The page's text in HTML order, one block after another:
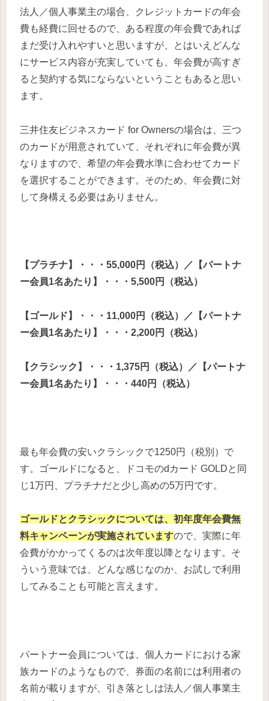
法人／個人事業主の場合、クレジットカードの年会
費も経費に回せるので、ある程度の年会費であれば
まだ受け入れやすいと思いますが、とはいえどんな
にサービス内容が充実していても、年会費が高すぎ
ると契約する気にならないということもあると思い
ます。
三井住友ビジネスカード for Ownersの場合は、三つ
のカードが用意されていて、それぞれに年会費が異
なりますので、希望の年会費水準に合わせてカード
を選択することができます。そのため、年会費に対
して身構える必要はありません。
【プラチナ】・・・55,000円（税込）／【パートナ
ー会員1名あたり】・・・5,500円（税込）
【ゴールド】・・・11,000円（税込）／【パートナ
ー会員1名あたり】・・・2,200円（税込）
【クラシック】・・・1,375円（税込）／【パートナ
ー会員1名あたり】・・・440円（税込）
最も年会費の安いクラシックで1250円（税別）で
す。ゴールドになると、ドコモのdカード GOLDと同
じ1万円、プラチナだと少し高めの5万円です。
ゴールドとクラシックについては、初年度年会費無
料キャンペーンが実施されていますので、実際に年
会費がかかってくるのは次年度以降となります。そ
ういう意味では、どんな感じなのか、お試しで利用
してみることも可能と言えます。
パートナー会員については、個人カードにおける家
族カードのようなもので、券面の名前には利用者の
名前が載りますが、引き落としは法人／個人事業主